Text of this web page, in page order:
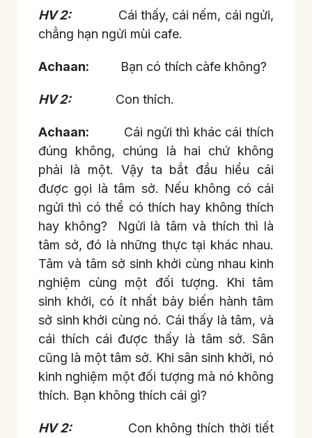
HV 2:
Cái thấy, cái nếm, cái ngửi,
chẳng hạn ngửi mùi cafe.
Achaan: Bạn có thích càfe không?
HV 2: Con thích.
Achaan: Cái ngửi thì khác cái thích
đúng không, chúng là hai chứ không
phải là một. Vậy ta bắt đầu hiểu cái
được gọi là tâm sở. Nếu không có cái
ngửi thì có thể có thích hay không thích
hay không? Ngửi là tâm và thích thì là
tâm sở, đó là những thực tại khác nhau.
Tâm và tâm sở sinh khởi cùng nhau kinh
nghiệm cùng một đối tượng. Khi tâm
sinh khởi, có ít nhất bảy biến hành tâm
sở sinh khởi cùng nó. Cái thấy là tâm, và
cái thích cái được thấy là tâm sở. Sân
cũng là một tâm sở. Khi sân sinh khởi, nó
kinh nghiệm một đối tượng mà nó không
thích. Bạn không thích cái gì?
HV 2:
Con không thích thời tiết